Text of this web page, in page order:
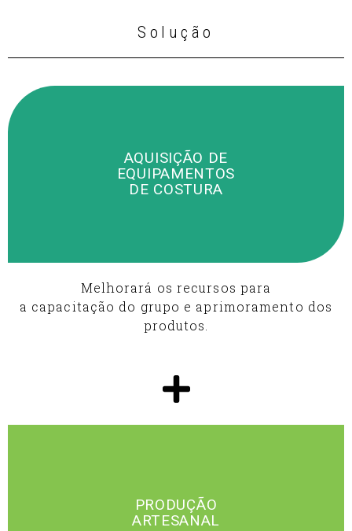
Solução
AQUISIÇÃO DE
EQUIPAMENTOS
DE COSTURA
Melhorará os recursos para
a capacitação do grupo e aprimoramento dos
produtos.
PRODUÇÃO
ARTESANAL